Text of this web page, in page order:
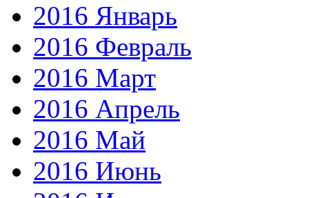
2016 Январь
2016 Февраль
2016 Март
2016 Апрель
2016 Май
2016 Июнь